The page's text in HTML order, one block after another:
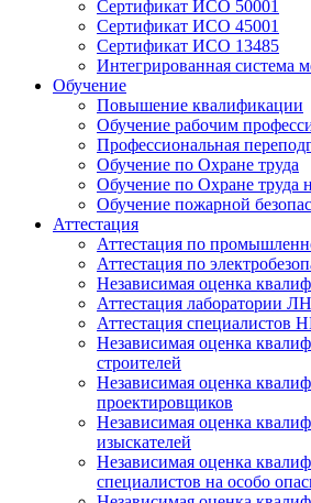
Сертификат ИСО 50001
Сертификат ИСО 45001
Сертификат ИСО 13485
Интегрированная система
Обучение
Повышение квалификации
Обучение рабочим
Профессиональная
Обучение по Охране труда
Обучение по Охране труда
Обучение пожарной
Аттестация
Аттестация по
Аттестация по
Независимая оценка
Аттестация лаборатории
Аттестация специалистов
Независимая оценка
строителей
Независимая оценка
проектировщиков
Независимая оценка
изыскателей
Независимая оценка
специалистов на особо